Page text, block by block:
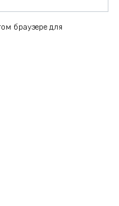
браузере для